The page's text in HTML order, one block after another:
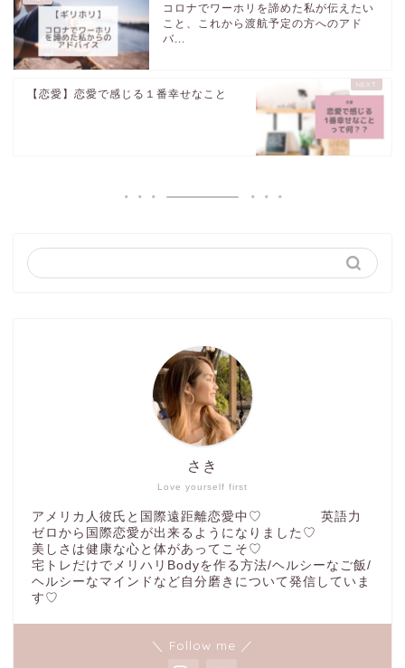
コロナでワーホリを諦めた私が伝えたい
こと、これから渡航予定の方へのアド
バ...
【恋愛】恋愛で感じる１番幸せなこと
Love yourself first
さき
アメリカ人彼氏と国際遠距離恋愛中♡ 英語力
ゼロから国際恋愛が出来るようになりました♡
美しさは健康な心と体があってこそ♡
宅トレだけでメリハリBodyを作る方法/ヘルシーなご飯/
ヘルシーなマインドなど自分磨きについて発信していま
す♡
＼ Follow me ／